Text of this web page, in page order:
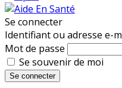
Se connecter
Identifiant ou adresse e-
Mot de passe
Se souvenir de moi
Se connecter